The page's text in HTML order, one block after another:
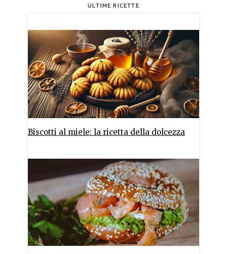
ULTIME RICETTE
Biscotti al miele: la ricetta della dolcezza